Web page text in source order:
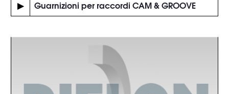
▶ Guarnizioni per raccordi CAM & GROOVE